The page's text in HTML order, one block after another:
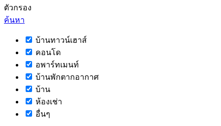
ตัวกรอง
ค้นหา
บ้านทาวน์เฮาส์
คอนโด
อพาร์ทเมนท์
บ้านพักตากอากาศ
บ้าน
ห้องเช่า
อื่นๆ